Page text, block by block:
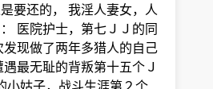
要还的， 我淫人妻女，人
医院护士，第七ＪＪ的同
现做了两年多猎人的自己
最无耻的背叛第十五个Ｊ
小姑子，战斗生涯第２个